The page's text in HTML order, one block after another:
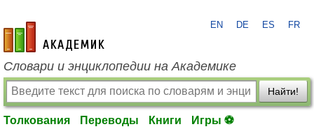
academic.ru
EN DE ES FR
Словари и энциклопедии на Академике
Найти!
Толкования Переводы Книги Игры ⚽